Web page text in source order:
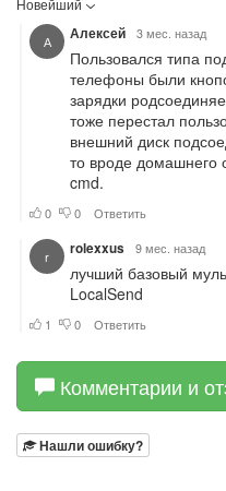
Комментарии и
Нашли ошибку?